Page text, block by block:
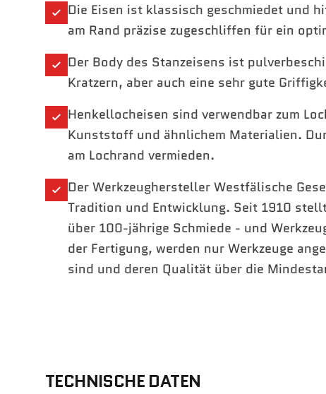
Die Eisen ist klassisch geschmiedet und
am Rand präzise zugeschliffen für ein
Der Body des Stanzeisens ist
Kratzern, aber auch eine sehr gute
Henkellocheisen sind verwendbar zum
Kunststoff und ähnlichem Materialien.
am Lochrand vermieden.
Der Werkzeughersteller Westfälische
Tradition und Entwicklung. Seit 1910
über 100-jährige Schmiede - und
der Fertigung, werden nur Werkzeuge
sind und deren Qualität über die
TECHNISCHE DATEN